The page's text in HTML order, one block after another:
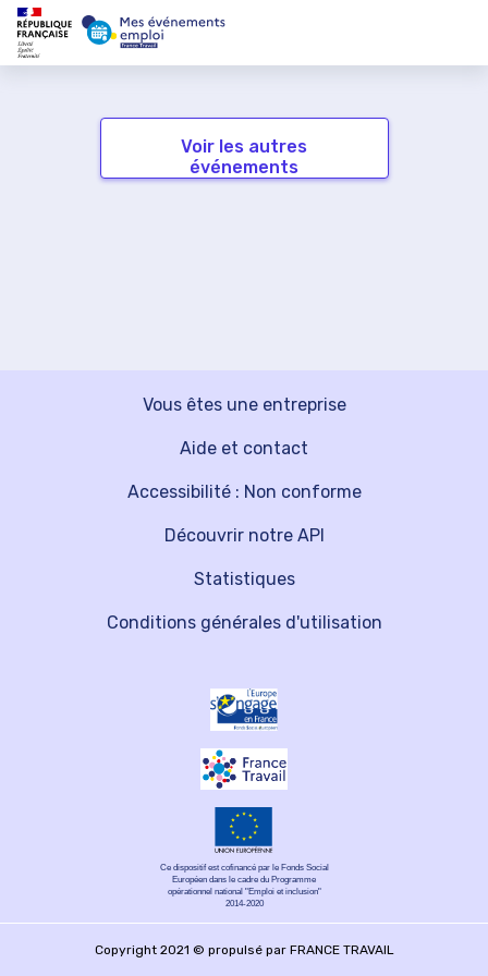
Voir les autres
événements
Vous êtes une entreprise
Découvrir notre API
Aide et contact
Statistiques
Accessibilité : Non conforme
Conditions générales d'utilisation
Ce dispositif est cofinancé par le Fonds Social
Européen dans le cadre du Programme
opérationnel national "Emploi et inclusion"
2014-2020
Copyright 2021 © propulsé par FRANCE TRAVAIL